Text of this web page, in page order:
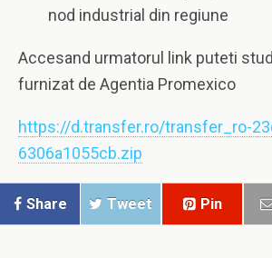
nod industrial din regiune
Accesand urmatorul link puteti
furnizat de Agentia Promexico
https://d.transfer.ro/transfer_ro-
6306a1055cb.zip
Share Tweet Pin